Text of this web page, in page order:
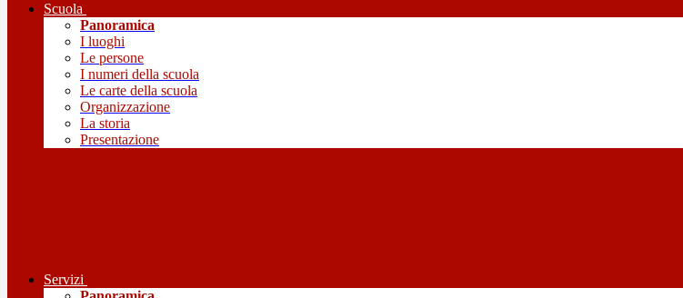
Scuola
Panoramica
I luoghi
Le persone
I numeri della scuola
Le carte della scuola
Organizzazione
La storia
Presentazione
Servizi